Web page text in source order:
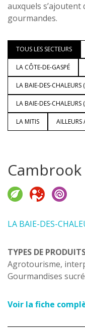
auxquels
gourmandes.
TOUS LES SECTEURS
LA CÔTE-DE-GASPÉ
LA BAIE-DES-CHALEURS
LA BAIE-DES-
LA MITIS AILLEURS
Cambrook
LA BAIE-DES-
TYPES DE
Agrotourisme,
Gourmandises
Voir la fiche